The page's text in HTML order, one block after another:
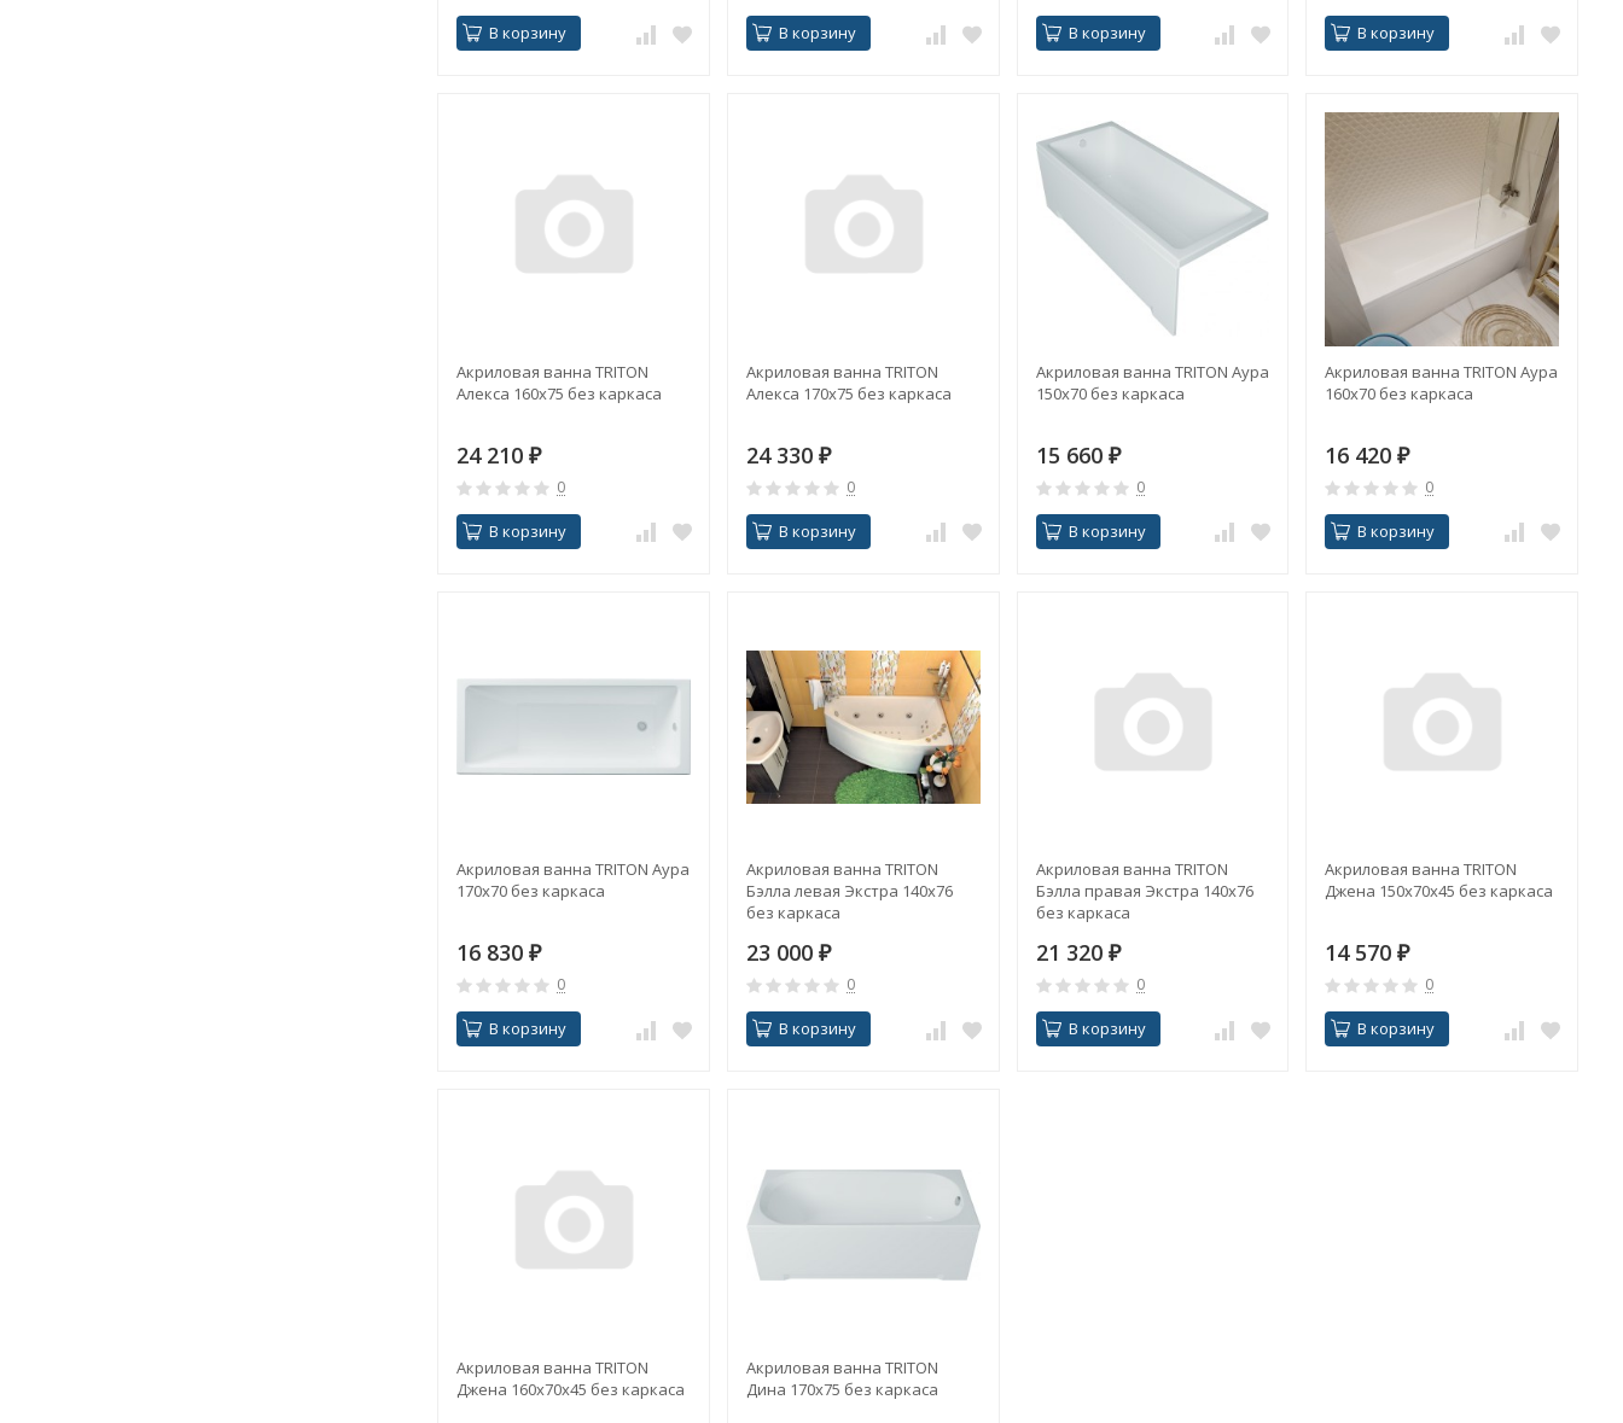
В корзину В корзину В корзину В корзину
Акриловая ванна TRITON
Алекса 160х75 без каркаса
24 210 ₽
0
В корзину
Акриловая ванна TRITON
Алекса 170х75 без каркаса
24 330 ₽
0
В корзину
Акриловая ванна TRITON Аура
150x70 без каркаса
15 660 ₽
0
В корзину
Акриловая ванна TRITON Аура
160x70 без каркаса
16 420₽
0
В корзину
Акриловая ванна TRITON Аура
170x70 без каркаса
16 830 ₽
0
В корзину
Акриловая ванна TRITON
Бэлла левая Экстра 140х76
без каркаса
23 000 ₽
0
В корзину
Акриловая ванна TRITON
Бэлла правая Экстра 140х76
без каркаса
21 320 ₽
0
В корзину
Акриловая ванна TRITON
Джена 150х70х45 без каркаса
14 570₽
0
В корзину
Акриловая ванна TRITON
Джена 160х70х45 без каркаса
Акриловая ванна TRITON
Дина 170х75 без каркаса